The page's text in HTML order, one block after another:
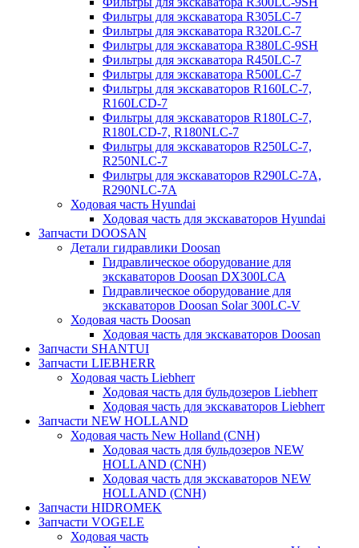
Фильтры для экскаватора R305LC-7
Фильтры для экскаватора R320LC-7
Фильтры для экскаватора R380LC-9SH
Фильтры для экскаватора R450LC-7
Фильтры для экскаватора R500LC-7
Фильтры для экскаваторов R160LC-7,
R160LCD-7
Фильтры для экскаваторов R180LC-7,
R180LCD-7, R180NLC-7
Фильтры для экскаваторов R250LC-7,
R250NLC-7
Фильтры для экскаваторов R290LC-7A,
R290NLC-7A
Ходовая часть Hyundai
Ходовая часть для экскаваторов Hyundai
Запчасти DOOSAN
Детали гидравлики Doosan
Гидравлическое оборудование для
экскаваторов Doosan DX300LCA
Гидравлическое оборудование для
экскаваторов Doosan Solar 300LC-V
Ходовая часть Doosan
Ходовая часть для экскаваторов Doosan
Запчасти SHANTUI
Запчасти LIEBHERR
Ходовая часть Liebherr
Ходовая часть для бульдозеров Liebherr
Ходовая часть для экскаваторов Liebherr
Запчасти NEW HOLLAND
Ходовая часть New Holland (CNH)
Ходовая часть для бульдозеров NEW
HOLLAND (CNH)
Ходовая часть для экскаваторов NEW
HOLLAND (CNH)
Запчасти HIDROMEK
Запчасти VOGELE
Ходовая часть